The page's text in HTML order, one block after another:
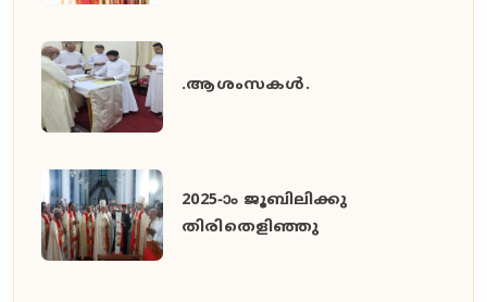
.ആശംസകൾ.
2025-ാം ജൂബിലിക്കു
തിരിതെളിഞ്ഞു